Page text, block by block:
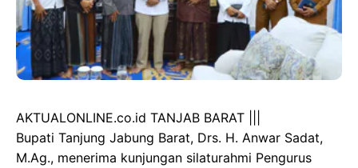
AKTUALONLINE.co.id TANJAB BARAT |||
Bupati Tanjung Jabung Barat, Drs. H. Anwar Sadat,
M.Ag., menerima kunjungan silaturahmi Pengurus